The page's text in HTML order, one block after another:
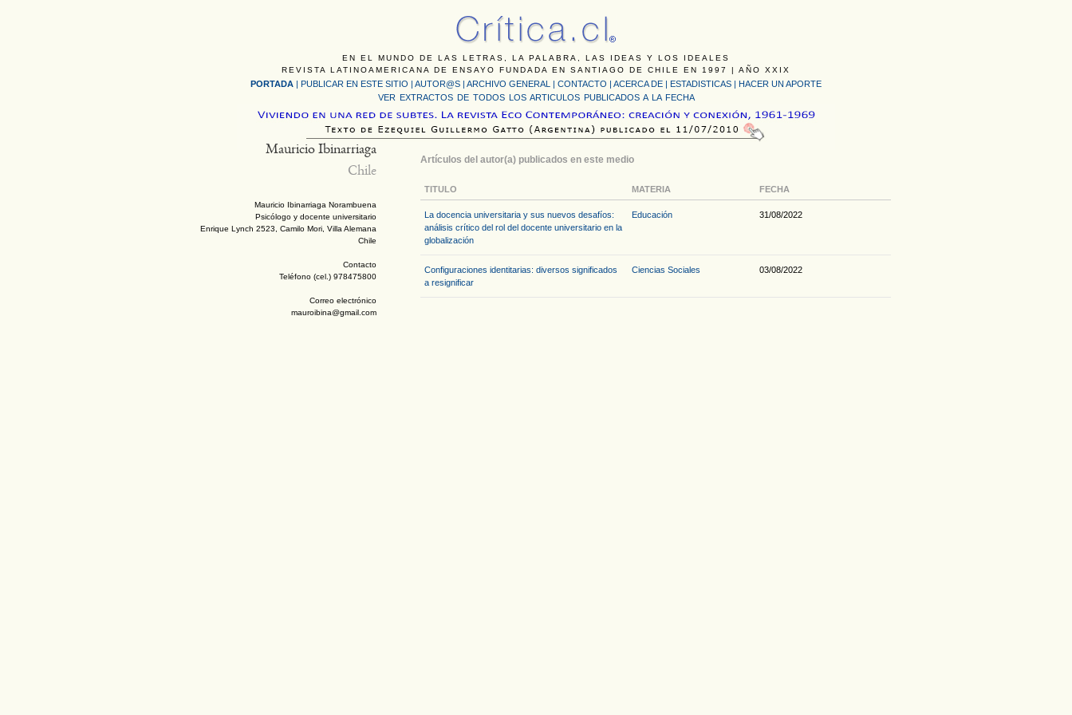
EN EL MUNDO DE LAS LETRAS, LA PALABRA, LAS IDEAS Y LOS IDEALES
REVISTA LATINOAMERICANA DE ENSAYO FUNDADA EN SANTIAGO DE CHILE EN 1997 | AÑO XXIX
PORTADA | PUBLICAR EN ESTE SITIO | AUTOR@S | ARCHIVO GENERAL | CONTACTO | ACERCA DE | ESTADISTICAS | HACER UN APORTE
VER EXTRACTOS DE TODOS LOS ARTICULOS PUBLICADOS A LA FECHA
Mauricio Ibinarriaga
Chile
Mauricio Ibinarriaga Norambuena
Psicólogo y docente universitario
Enrique Lynch 2523, Camilo Mori, Villa Alemana
Chile
Contacto
Teléfono (cel.) 978475800
Correo electrónico
mauroibina@gmail.com
Artículos del autor(a) publicados en este medio
TITULO MATERIA FECHA
La docencia universitaria y sus nuevos desafíos:
análisis crítico del rol del docente universitario en la
globalización
Educación 31/08/2022
Configuraciones identitarias: diversos significados
a resignificar
Ciencias Sociales 03/08/2022